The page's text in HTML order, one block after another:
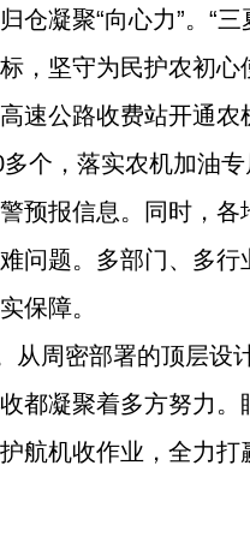
仓凝聚“向心力”。“
，坚守为民护农初
速公路收费站开通
个，落实农机加油
预报信息。同时，
问题。多部门、多
保障。
从周密部署的顶层
都凝聚着多方努力
航机收作业，全力